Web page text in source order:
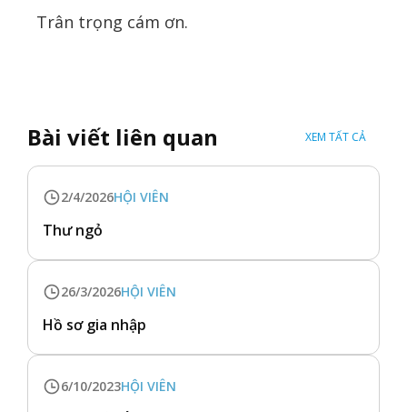
Trân trọng cám ơn.
Bài viết liên quan XEM TẤT CẢ
2/4/2026HỘI VIÊN
Thư ngỏ
26/3/2026HỘI VIÊN
Hồ sơ gia nhập
6/10/2023HỘI VIÊN